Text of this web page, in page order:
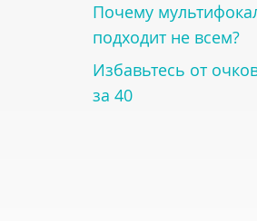
Почему
подходит не всем?
Избавьтесь от
за 40